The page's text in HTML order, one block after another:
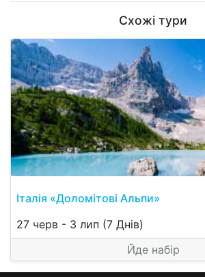
Схожі тури
Італія «Доломітові Альпи»
27 черв - 3 лип (7 Днів)
Йде набір